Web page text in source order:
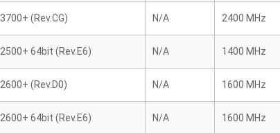
3700+ (Rev.CG) N/A 2400 MHz
2500+ 64bit (Rev.E6) N/A 1400 MHz
2600+ (Rev.D0) N/A 1600 MHz
2600+ 64bit (Rev.E6) N/A 1600 MHz